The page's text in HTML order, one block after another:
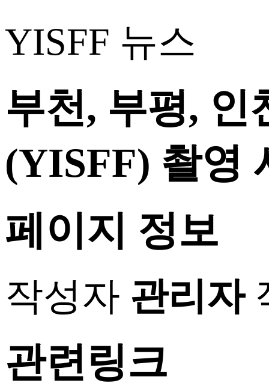
YISFF 뉴스
부천, 부평, 인
(YISFF) 촬영
페이지 정보
작성자 관리자
관련링크